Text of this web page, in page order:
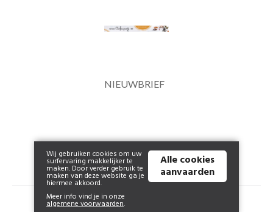
NIEUWBRIEF
© 2026 www.clockempoortje.be | Powered by
Wij gebruiken cookies om uw
surfervaring makkelijker te
maken. Door verder gebruik te
maken van deze website ga je
hiermee akkoord.
Meer info vind je in onze
algemene voorwaarden.
Alle cookies
aanvaarden